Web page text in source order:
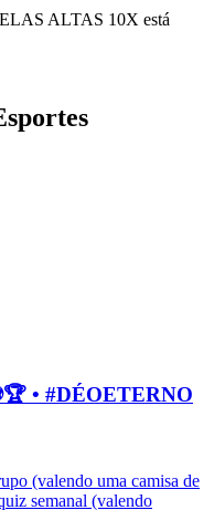
ALTAS 10X está
• #DÉOETERNO
(valendo uma camisa de
semanal (valendo